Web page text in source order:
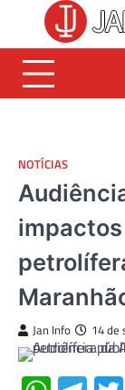
content
NOTÍCIAS
Jan Info 14 de